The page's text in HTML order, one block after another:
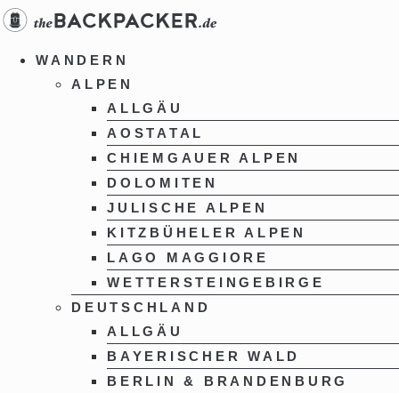
Zum
Inhalt
springenWANDERN
ALPEN
ALLGÄU
AOSTATAL
CHIEMGAUER ALPEN
DOLOMITEN
JULISCHE ALPEN
KITZBÜHELER ALPEN
LAGO MAGGIORE
WETTERSTEINGEBIRGE
DEUTSCHLAND
ALLGÄU
BAYERISCHER WALD
BERLIN & BRANDENBURG